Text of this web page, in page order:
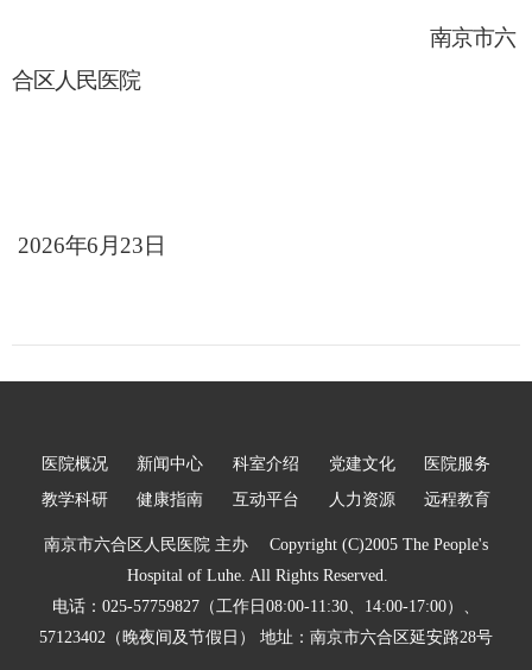
南京市六
合区人民医院
2026年6月23 日
医院概况 新闻中心 科室介绍 党建文化
医院服务
教学科研
健康指南 互动平台 人力资源 远程教育
南京市六合区人民医院 主办 Copyright (C)2005 The People's
Hospital of Luhe. All Rights Reserved.
电话：025-57759827（工作日08:00-11:30、14:00-17:00）、
57123402（晚夜间及节假日） 地址：南京市六合区延安路28号